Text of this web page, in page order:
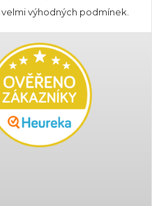
výhodných podmínek.